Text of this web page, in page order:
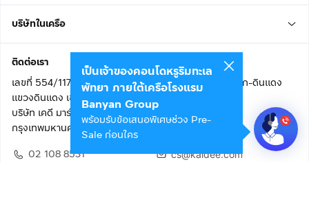
บริษัทในเครือ
ติดต่อเรา
เลขที่ 554/117 อาคารสกายไนน์ เซ็นเตอร์ ชั้น 22 ถนนอโศก-ดินแดง
แขวงดินแดง เขตดินแดง
บริษัท เคดี มาร์เก็ตเพลส จำกัด (สำนักงานใหญ่)
กรุงเทพมหานคร 10400
02 108 8531
cs@kaidee.com
เป็นเจ้าของคอนโดหรูริมทะเล
พัทยา ภายใต้เครือโรงแรม
Banyan Group
พร้อมรับข้อเสนอพิเศษช่วง Pre-
Sale ก่อนใคร